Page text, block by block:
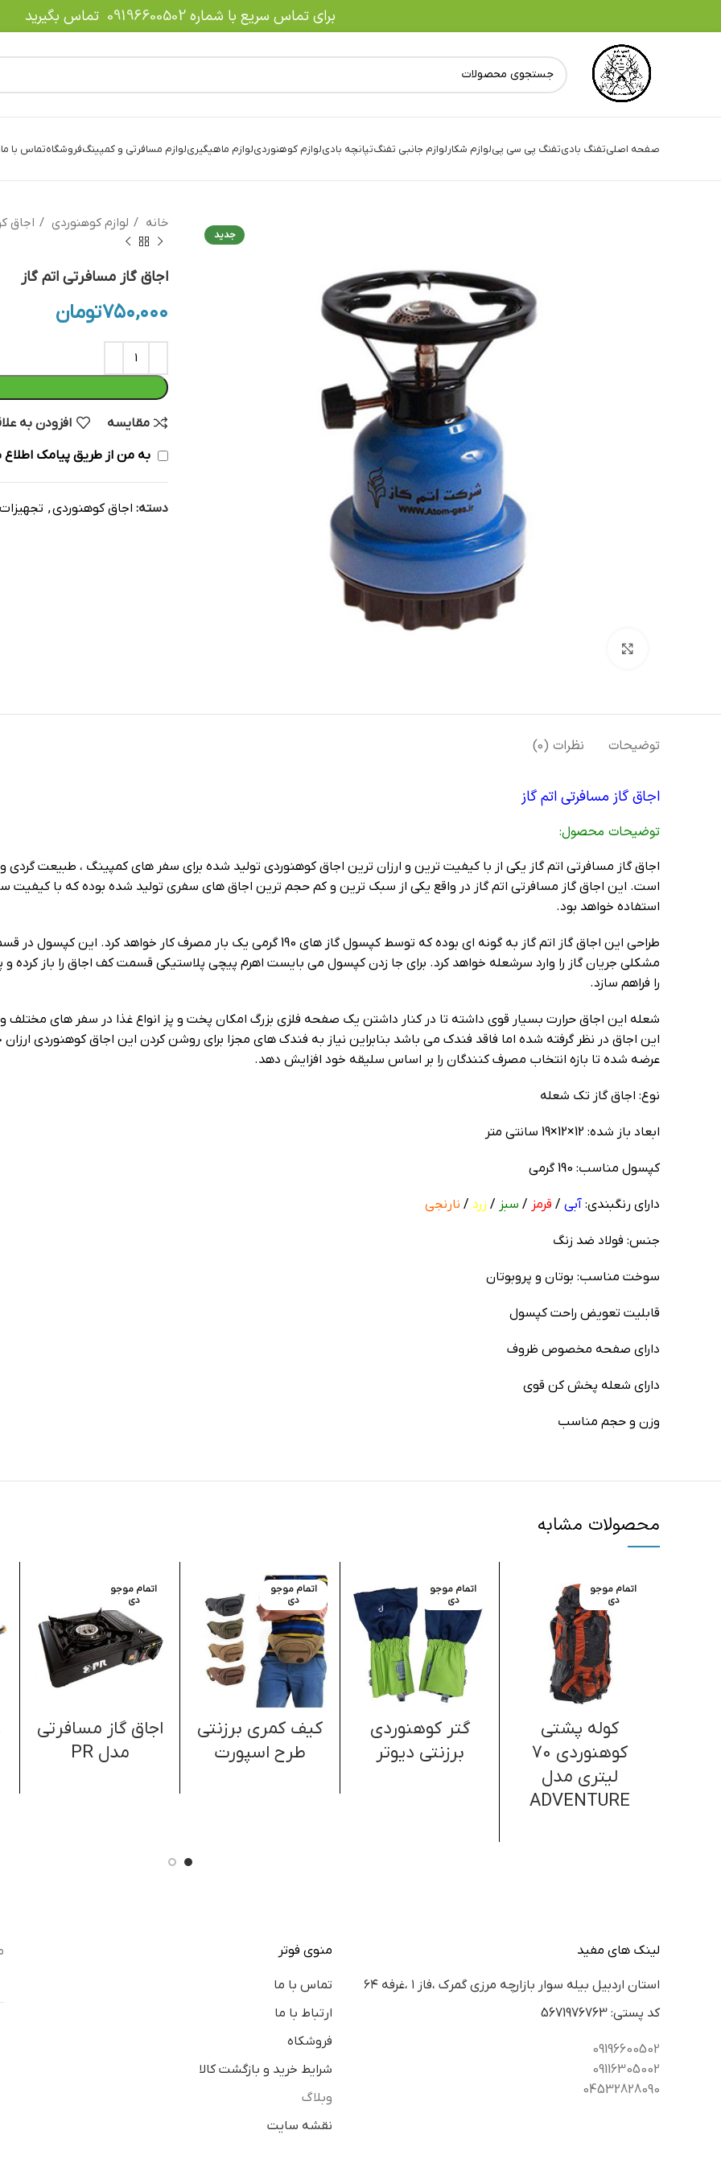
برای تماس سریع با شماره09196600502 تماس بگیرید
صفحه اصلیتفنگ بادیتفنگ پی سی پیلوازم شکارلوازم جانبی تفنگتپانچه بادیلوازم کوهنوردیلوازم ماهیگیریلوازم مسافرتی و کمپینگفروشگاهتماس با ما
جدید
خانه لوازم کوهنوردی اجاق
اجاق گاز مسافرتی اتم گاز
۷۵۰,۰۰۰تومان
مقایسه افزودن به
به من از طریق پیامک اطلاع
دسته: اجاق کوهنوردی,
توضیحات نظرات (0)
اجاق گاز مسافرتی اتم گاز
توضيحات محصول:
اجاق گاز مسافرتی اتم گاز یکی از با کیفیت ترین و ارزان ترین اجاق کوهنوردی تولید شده برای سفر های کمپینگ ، طبیعت
است. این اجاق گاز مسافرتی اتم گاز در واقع یکی از سبک ترین و کم حجم ترین اجاق های سفری تولید شده بوده که با
استفاده خواهد بود.
طراحی این اجاق گاز اتم گاز به گونه ای بوده که توسط کپسول گاز های 190 گرمی یک
مشکلی جریان گاز را وارد سرشعله خواهد کرد. برای جا زدن کپسول می بایست اهرم پیچی پلاستیکی قسمت کف اجاق را باز کرده
را فراهم سازد.
شعله این اجاق حرارت بسیار قوی داشته تا در کنار داشتن یک صفحه فلزی بزرگ امکان پخت و پز انواع غذا در سفر های
این اجاق در نظر گرفته شده اما فاقد فندک می باشد بنابراین نیاز به فندک های مجزا برای روشن کردن این اجاق کوهنوردی
عرضه شده تا بازه انتخاب مصرف کنندگان را بر اساس سلیقه خود افزایش دهد.
نوع: اجاق گاز تک شعله
ابعاد باز شده: 12×12×19 سانتی متر
کپسول مناسب: 190 گرمی
دارای رنگبندی: آبی / قرمز / سبز / زرد / نارنجی
جنس: فولاد ضد زنگ
سوخت مناسب: بوتان و پروبوتان
قابلیت تعویض راحت کپسول
دارای صفحه مخصوص ظروف
دارای شعله پخش کن قوی
وزن و حجم مناسب
محصولات مشابه
اتمام موجو
دی
کوله پشتی
کوهنوردی 70
لیتری مدل
ADVENTURE
اتمام موجو
دی
گتر کوهنوردی
برزنتی دیوتر
اتمام موجو
دی
کیف کمری برزنتی
طرح اسپورت
اتمام موجو
دی
اجاق گاز مسافرتی
مدل PR
لینک های مفید
استان اردبيل بيله سوار بازارچه مرزي گمرك ،فاز ١ ،غرفه ٦٤
كد پستي: 5671976763
09196600502
09116305002
04532828090
منوی فوتر
تماس با ما
ارتباط با ما
فروشکاه
شرایط خرید و بازگشت کالا
وبلاگ
نقشه سایت